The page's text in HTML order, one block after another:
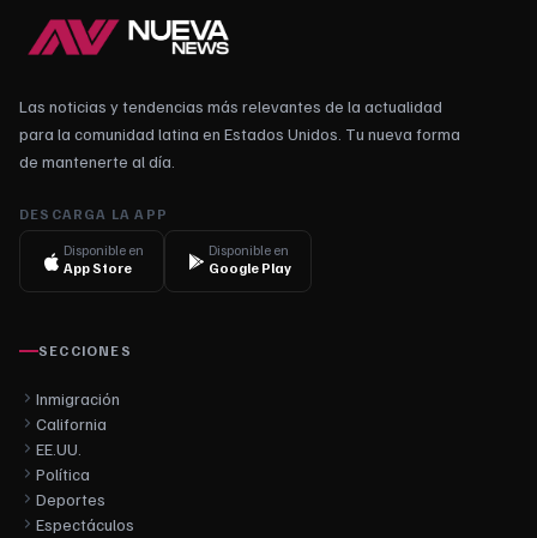
Las noticias y tendencias más relevantes de la actualidad
para la comunidad latina en Estados Unidos. Tu nueva forma
de mantenerte al día.
DESCARGA LA APP
Disponible en
App Store
Disponible en
Google Play
SECCIONES
Inmigración
California
EE.UU.
Política
Deportes
Espectáculos